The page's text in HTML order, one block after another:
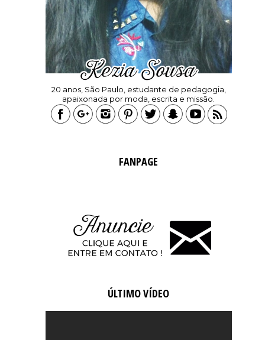
20 anos, São Paulo, estudante de pedagogia,
apaixonada por moda, escrita e missão.
FANPAGE
ÚLTIMO VÍDEO